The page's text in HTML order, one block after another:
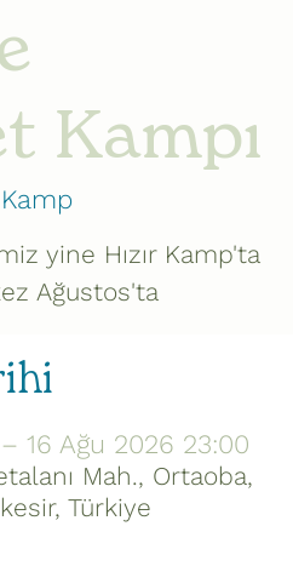
Kampı
Kamp
yine Hızır Kamp'ta
Ağustos'ta
16 Ağu 2026 23:00
Mah., Ortaoba,
Türkiye